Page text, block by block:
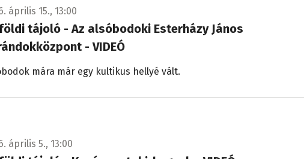
április 15., 13:00
tájoló - Az alsóbodoki Esterházy János
- VIDEÓ
mára már egy kultikus hellyé vált.
április 5., 13:00